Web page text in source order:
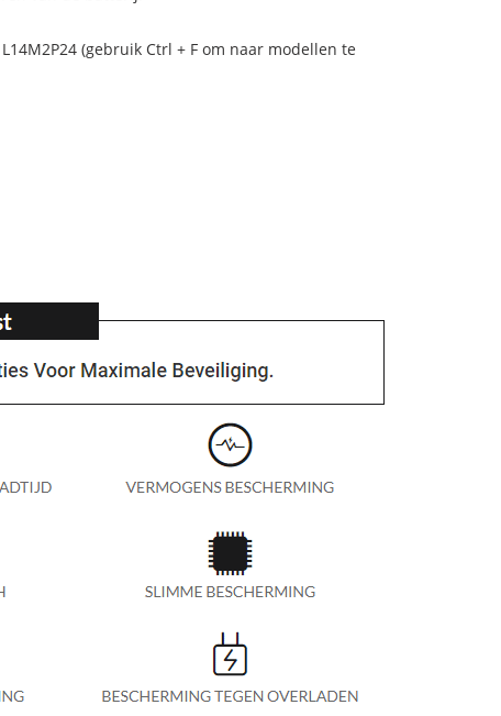
(gebruik Ctrl + F om naar modellen te